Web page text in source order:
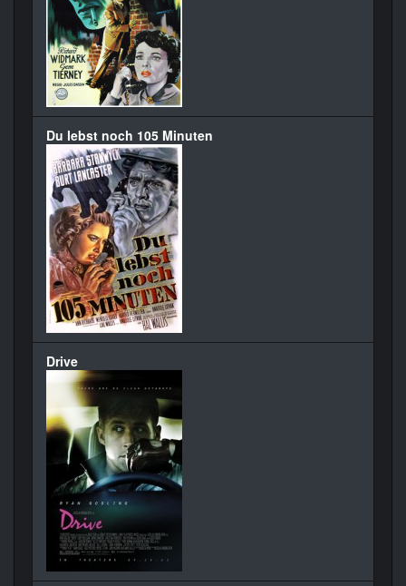
Du lebst noch 105 Minuten
Drive